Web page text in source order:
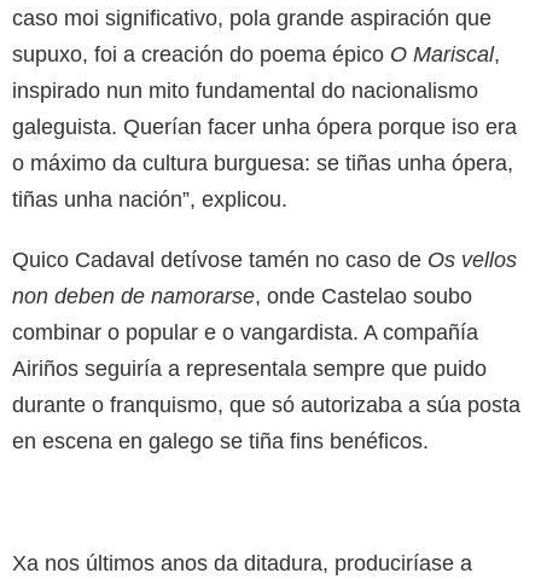
caso moi significativo, pola grande aspiración que
supuxo, foi a creación do poema épico O Mariscal,
inspirado nun mito fundamental do nacionalismo
galeguista. Querían facer unha ópera porque iso era
o máximo da cultura burguesa: se tiñas unha ópera,
tiñas unha nación”, explicou.
Quico Cadaval detívose tamén no caso de Os vellos
non deben de namorarse, onde Castelao soubo
combinar o popular e o vangardista. A compañía
Airiños seguiría a representala sempre que puido
durante o franquismo, que só autorizaba a súa posta
en escena en galego se tiña fins benéficos.
Xa nos últimos anos da ditadura, produciríase a